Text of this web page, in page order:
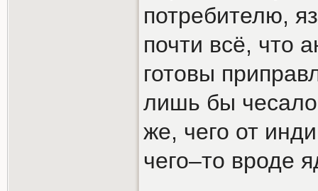
потребителю,
почти всё, что
готовы
лишь бы чесало
же, чего от
чего–то вроде